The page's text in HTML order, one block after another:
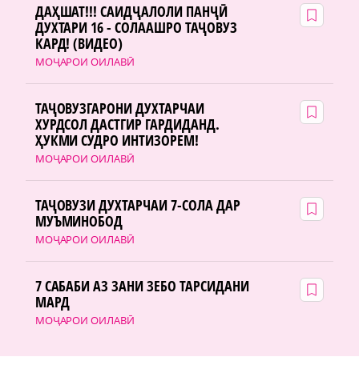
МОҶАРОИ ОИЛАВӢ
ДАҲШАТ!!! САИДҶАЛОЛИ ПАНҶӢ
ДУХТАРИ 16 - СОЛААШРО ТАҶОВУЗ
КАРД! (ВИДЕО)
МОҶАРОИ ОИЛАВӢ
ТАҶОВУЗГАРОНИ ДУХТАРЧАИ
ХУРДСОЛ ДАСТГИР ГАРДИДАНД.
ҲУКМИ СУДРО ИНТИЗОРЕМ!
МОҶАРОИ ОИЛАВӢ
ТАҶОВУЗИ ДУХТАРЧАИ 7-СОЛА ДАР
МУЪМИНОБОД
МОҶАРОИ ОИЛАВӢ
7 САБАБИ АЗ ЗАНИ ЗЕБО ТАРСИДАНИ
МАРД